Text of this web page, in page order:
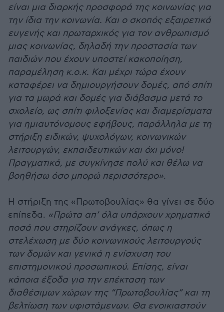
είναι µια διαρκής προσφορά της κοινωνίας για
την ίδια την κοινωνία. Και ο σκοπός εξαιρετικά
ευγενής και πρωταρχικός για τον ανθρωπισµό
µιας κοινωνίας, δηλαδή την προστασία των
παιδιών που έχουν υποστεί κακοποίηση,
παραµέληση κ.ο.κ. Και µέχρι τώρα έχουν
καταφέρει να δηµιουργήσουν δοµές, από σπίτι
για τα µωρά και δοµές για διάβασµα µετά το
σχολείο, ως σπίτι φιλοξενίας και διαµερίσµατα
για ηµιαυτόνοµους εφήβους, παράλληλα µε τη
στήριξη ειδικών, ψυχολόγων, κοινωνικών
λειτουργών, εκπαιδευτικών και όχι µόνο!
Πραγµατικά, µε συγκίνησε πολύ και θέλω να
βοηθήσω όσο µπορώ περισσότερο».
Η στήριξη της «Πρωτοβουλίας» θα γίνει σε δύο
επίπεδα. «Πρώτα απ’ όλα υπάρχουν χρηµατικά
ποσά που στηρίζουν ανάγκες, όπως η
στελέχωση µε δύο κοινωνικούς λειτουργούς
των δοµών και γενικά η ενίσχυση του
επιστηµονικού προσωπικού. Επίσης, είναι
κάποια έξοδα για την επέκταση των
διαθέσιµων χώρων της “Πρωτοβουλίας” και τη
βελτίωση των υφιστάµενων. Θα ενοικιαστούν